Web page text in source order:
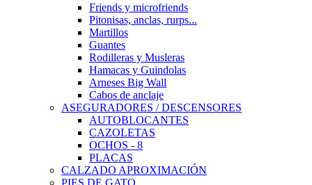
Friends y microfriends
Pitonisas, anclas, rurps...
Martillos
Guantes
Rodilleras y Musleras
Hamacas y Guindolas
Arneses Big Wall
Cabos de anclaje
ASEGURADORES / DESCENSORES
AUTOBLOCANTES
CAZOLETAS
OCHOS - 8
PLACAS
CALZADO APROXIMACIÓN
PIES DE GATO